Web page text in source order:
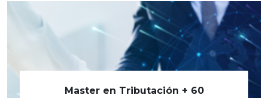
Master en Tributación + 60